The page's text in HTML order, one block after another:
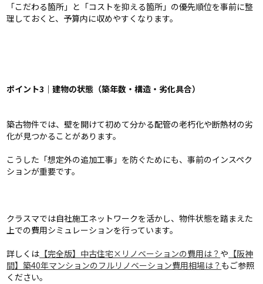
「こだわる箇所」と「コストを抑える箇所」の優先順位を事前に整
理しておくと、予算内に収めやすくなります。
ポイント3｜建物の状態（築年数・構造・劣化具合）
築古物件では、壁を開けて初めて分かる配管の老朽化や断熱材の劣
化が見つかることがあります。
こうした「想定外の追加工事」を防ぐためにも、事前のインスペク
ションが重要です。
クラスマでは自社施工ネットワークを活かし、物件状態を踏まえた
上での費用シミュレーションを行っています。
詳しくは 【完全版】中古住宅×リノベーションの費用は？ や 【阪神
間】築40年マンションのフルリノベーション費用相場は？ もご参照
ください。